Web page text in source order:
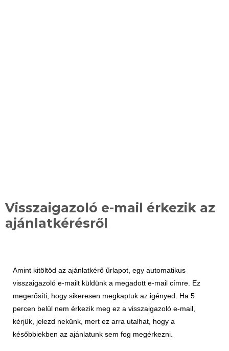
Visszaigazoló e-mail érkezik az
ajánlatkérésről
Amint kitöltöd az ajánlatkérő űrlapot, egy automatikus
visszaigazoló e-mailt küldünk a megadott e-mail címre. Ez
megerősíti, hogy sikeresen megkaptuk az igényed. Ha 5
percen belül nem érkezik meg ez a visszaigazoló e-mail,
kérjük, jelezd nekünk, mert ez arra utalhat, hogy a
későbbiekben az ajánlatunk sem fog megérkezni.